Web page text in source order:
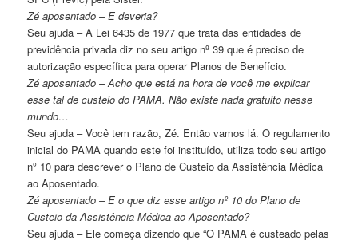
Zé aposentado – E deveria?
Seu ajuda – A Lei 6435 de 1977 que trata das entidades de
previdência privada diz no seu artigo nº 39 que é preciso de
autorização específica para operar Planos de Benefício.
Zé aposentado – Acho que está na hora de você me explicar
esse tal de custeio do PAMA. Não existe nada gratuito nesse
mundo…
Seu ajuda – Você tem razão, Zé. Então vamos lá. O regulamento
inicial do PAMA quando este foi instituído, utiliza todo seu artigo
nº 10 para descrever o Plano de Custeio da Assistência Médica
ao Aposentado.
Zé aposentado – E o que diz esse artigo nº 10 do Plano de
Custeio da Assistência Médica ao Aposentado?
Seu ajuda – Ele começa dizendo que “O PAMA é custeado pelas